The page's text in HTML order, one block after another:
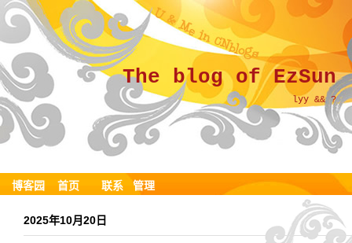
The blog of EzSun
lyy && ?
博客园 首页 联系 管理
2025年10月20日